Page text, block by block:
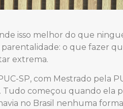
isso melhor do que
parentalidade: o que fazer
extrema.
SP, com Mestrado pela
começou quando ela
no Brasil nenhuma